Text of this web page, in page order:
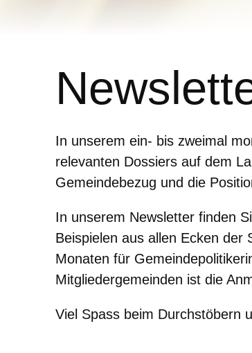
In unserem ein- bis zweimal
relevanten Dossiers auf dem
Gemeindebezug und die
In unserem Newsletter finden
Beispielen aus allen Ecken der
Monaten für
Mitgliedergemeinden ist die
Viel Spass beim Durchstöbern